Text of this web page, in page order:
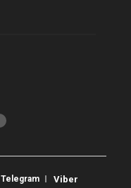
Telegram Viber